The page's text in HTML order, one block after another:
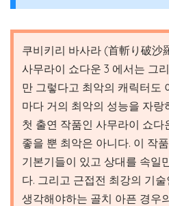
쿠비키리 바사라 (首斬り破沙
사무라이 쇼다운 3 에서는 그
만 그렇다고 최악의 캐릭터도
마다 거의 최악의 성능을 자랑
첫 출연 작품인 사무라이 쇼
좋을 뿐 최악은 아니다. 이 작
기본기들이 있고 상대를 속일
다. 그리고 근접전 최강의 기
생각해야하는 골치 아픈 경우